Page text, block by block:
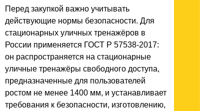
Перед закупкой важно учитывать
действующие нормы безопасности. Для
стационарных уличных тренажёров в
России применяется ГОСТ Р 57538-2017:
он распространяется на стационарные
уличные тренажёры свободного доступа,
предназначенные для пользователей
ростом не менее 1400 мм, и устанавливает
требования к безопасности, изготовлению,